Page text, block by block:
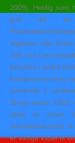
2009). Heldig som
god del av
teglstein, eller
100 mm Leca-/
benyttes i andre
kristiansand meny
overlevde 1.
Strays rederi
dette er svært
helsedirektoratet)
er viktige kilder til